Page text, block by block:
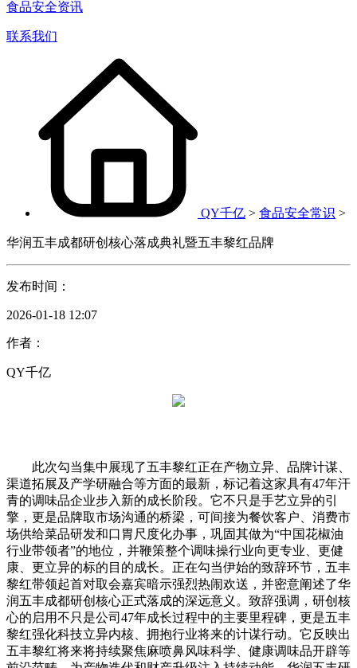
食品安全资讯
联系我们
QY千亿 > 食品安全常识 >
华润五丰成都研创核心落成典礼暨五丰黎红品牌
发布时间：
2026-01-18 12:07
作者：
QY千亿
此次勾当集中展现了五丰黎红正在产物立异、品牌计谋、
渠道拓展及产学研融合等方面的最新，标记着这家具有47年汗
青的调味品企业步入新的成长阶段。它不只是手艺立异的引
擎，更是品牌取市场沟通的桥梁，可间接为餐饮客户、消费市
场供给菜品研发和口胃尺度化办事，巩固其做为“中国花椒油
行业带领者”的地位，并鞭策整个调味操行业向更专业、更健
康、更立异的标的目的成长。正在勾当伊始的致辞环节，五丰
黎红带领起首对取会嘉宾暗示强烈热闹欢送，并密意阐述了华
润五丰成都研创核心正式落成的深远意义。致辞强调，研创核
心的启用不只是公司47年成长过程中的主要里程碑，更是五丰
黎红强化科技立异内核、拥抱行业将来的计谋行动。它反映出
五丰黎红将来将持续聚焦麻喷鼻风味科学、健康调味品开辟等